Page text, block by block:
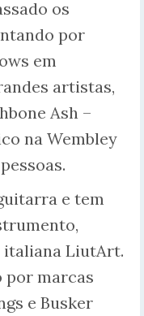
os
por
em
artistas,
Ash –
na Wembley
e tem
italiana LiutArt.
por marcas
e Busker